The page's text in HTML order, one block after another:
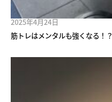
2025年4月24日
筋トレはメンタルも強くなる！？